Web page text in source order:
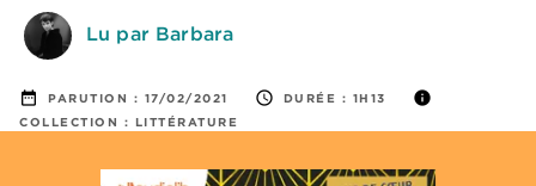
Lu par Barbara
date_range PARUTION : 17/02/2021 access_time DURÉE : 1H13 info
COLLECTION : LITTÉRATURE